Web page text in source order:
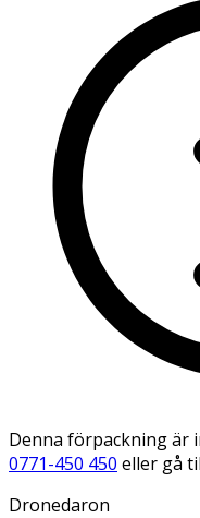
Denna förpackning är
0771-450 450 eller gå
Dronedaron